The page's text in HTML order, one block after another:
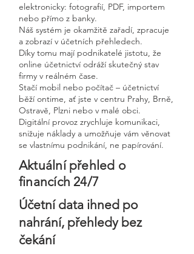
elektronicky: fotografií, PDF, importem
nebo přímo z banky.
Náš systém je okamžitě zařadí, zpracuje
a zobrazí v účetních přehledech.
Díky tomu mají podnikatelé jistotu, že
online účetnictví odráží skutečný stav
firmy v reálném čase.
Stačí mobil nebo počítač – účetnictví
běží ontime, ať jste v centru Prahy, Brně,
Ostravě, Plzni nebo v malé obci.
Digitální provoz zrychluje komunikaci,
snižuje náklady a umožňuje vám věnovat
se vlastnímu podnikání, ne papírování.
Aktuální přehled o
financích 24/7
Účetní data ihned po
nahrání, přehledy bez
čekání